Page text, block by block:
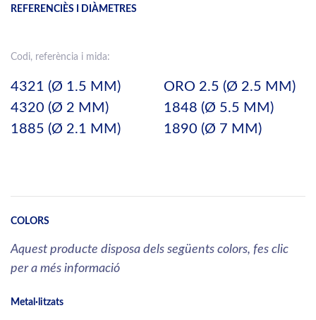
REFERENCIÈS I DIÀMETRES
Codi, referència i mida:
4321 (Ø 1.5 MM)
4320 (Ø 2 MM)
1885 (Ø 2.1 MM)
ORO 2.5 (Ø 2.5 MM)
1848 (Ø 5.5 MM)
1890 (Ø 7 MM)
COLORS
Aquest producte disposa dels següents colors, fes clic
per a més informació
Metal·litzats